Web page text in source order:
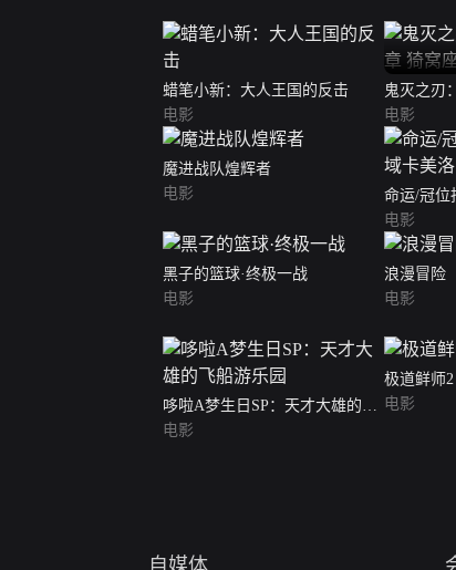
蜡笔小新：大人王国的反击
电影
鬼灭之刃
窝座再袭
电影
魔进战队煌辉者
电影
命运/冠位
美洛 前篇
电影
黑子的篮球·终极一战
电影
浪漫冒险
电影
哆啦A梦生日SP：天才大雄的飞
船游乐园
电影
极道鲜师2
电影
自媒体